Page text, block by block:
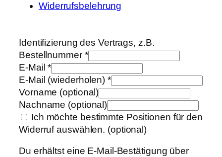
Widerrufsbelehrung
Identifizierung des Vertrags, z.B.
Bestellnummer *
E-Mail*
E-Mail (wiederholen) *
Vorname (optional)
Nachname (optional)
Ich möchte bestimmte Positionen für den
Widerruf auswählen. (optional)
Du erhältst eine E-Mail-Bestätigung über